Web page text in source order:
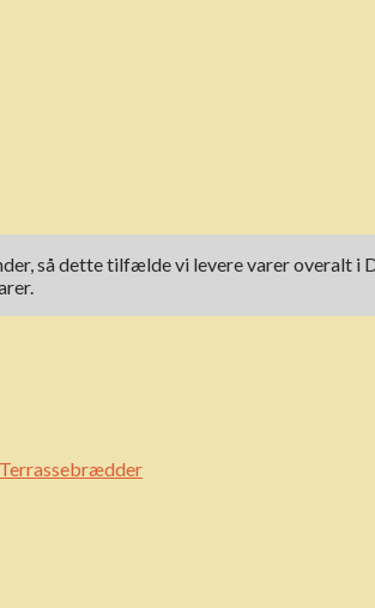
så dette tilfælde vi levere varer overalt i